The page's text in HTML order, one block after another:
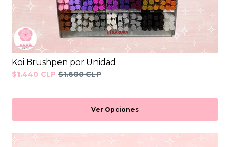
Koi Brushpen por Unidad
$1.440 CLP $1.600 CLP
Ver Opciones